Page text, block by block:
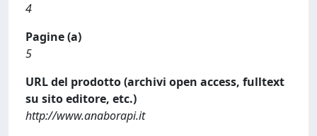
4
Pagine (a)
5
URL del prodotto (archivi open access, fulltext
su sito editore, etc.)
http://www.anaborapi.it